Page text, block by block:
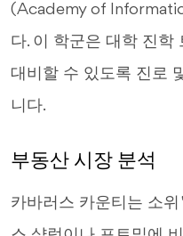
(Academy of
다. 이 학군은 대학 진학
대비할 수 있도록 진로
니다.
부동산 시장 분석
카바러스 카운티는 소